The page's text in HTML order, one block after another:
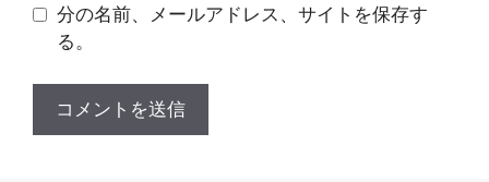
分の名前、メールアドレス、サイトを保存す
る。